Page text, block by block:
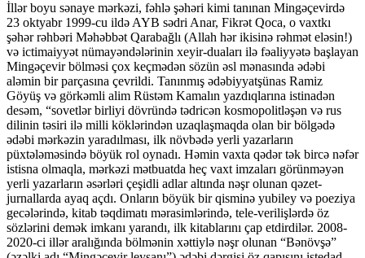
İllər boyu sənaye mərkəzi, fəhlə şəhəri kimi tanınan Mingəçevirdə
23 oktyabr 1999-cu ildə AYB sədri Anar, Fikrət Qoca, o vaxtkı
şəhər rəhbəri Məhəbbət Qarabağlı (Allah hər ikisinə rəhmət eləsin!)
və ictimaiyyət nümayəndələrinin xeyir-duaları ilə fəaliyyətə başlayan
Mingəçevir bölməsi çox keçmədən sözün əsl mənasında ədəbi
aləmin bir parçasına çevrildi. Tanınmış ədəbiyyatşünas Ramiz
Göyüş və görkəmli alim Rüstəm Kamalın yazdıqlarına istinadən
desəm, “sovetlər birliyi dövründə tədricən kosmopolitləşən və rus
dilinin təsiri ilə milli köklərindən uzaqlaşmaqda olan bir bölgədə
ədəbi mərkəzin yaradılması, ilk növbədə yerli yazarların
püxtələməsində böyük rol oynadı. Həmin vaxta qədər tək bircə nəfər
istisna olmaqla, mərkəzi mətbuatda heç vaxt imzaları görünməyən
yerli yazarların əsərləri çeşidli adlar altında nəşr olunan qəzet-
jurnallarda ayaq açdı. Onların böyük bir qisminə yubiley və poeziya
gecələrində, kitab təqdimatı mərasimlərində, tele-verilişlərdə öz
sözlərini demək imkanı yarandı, ilk kitablarını çap etdirdilər. 2008-
2020-ci illər aralığında bölmənin xəttiylə nəşr olunan “Bənövşə”